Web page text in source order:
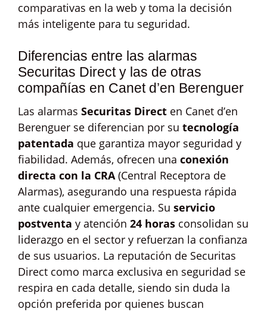
comparativas en la web y toma la decisión
más inteligente para tu seguridad.
Diferencias entre las alarmas
Securitas Direct y las de otras
compañías en Canet d’en Berenguer
Las alarmas Securitas Direct en Canet d’en
Berenguer se diferencian por su tecnología
patentada que garantiza mayor seguridad y
fiabilidad. Además, ofrecen una conexión
directa con la CRA(Central Receptora de
Alarmas), asegurando una respuesta rápida
ante cualquier emergencia. Su servicio
postventa y atención 24 horas consolidan su
liderazgo en el sector y refuerzan la confianza
de sus usuarios. La reputación de Securitas
Direct como marca exclusiva en seguridad se
respira en cada detalle, siendo sin duda la
opción preferida por quienes buscan